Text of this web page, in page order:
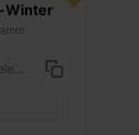
Winter